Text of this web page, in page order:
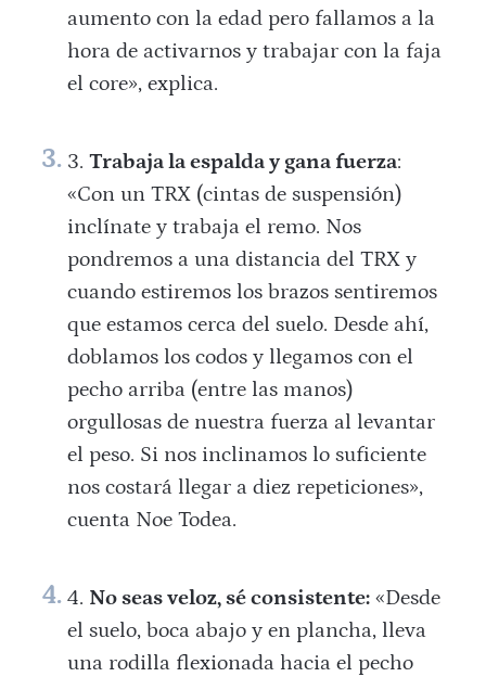
aumento con la edad pero fallamos a la
hora de activarnos y trabajar con la faja
el core», explica.
Trabaja la espalda y gana fuerza:
«Con un TRX (cintas de suspensión)
inclínate y trabaja el remo. Nos
pondremos a una distancia del TRX y
cuando estiremos los brazos sentiremos
que estamos cerca del suelo. Desde ahí,
doblamos los codos y llegamos con el
pecho arriba (entre las manos)
orgullosas de nuestra fuerza al levantar
el peso. Si nos inclinamos lo suficiente
nos costará llegar a diez repeticiones»,
cuenta Noe Todea.
No seas veloz, sé consistente:«Desde
el suelo, boca abajo y en plancha, lleva
una rodilla flexionada hacia el pecho